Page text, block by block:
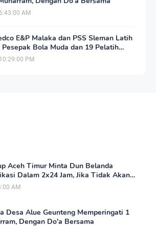
6:43:00 AM
E&P Malaka dan PSS Sleman Latih
Pesepak Bola Muda dan 19 Pelatih
Timur
10:29:00 PM
Aceh Timur Minta Dun Belanda
Dalam 2x24 Jam, Jika Tidak Akan
Jalur Hukum
AM
Desa Alue Geunteng Memperingati 1
Dengan Do'a Bersama